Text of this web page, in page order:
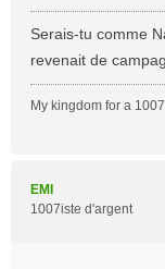
e
s
a
g
e
Serais-tu comme
revenait de
My kingdom for a
EMI
1007iste d'argent